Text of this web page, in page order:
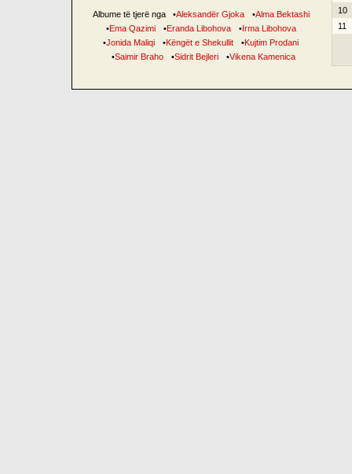
Albume të tjerë nga •Aleksandër Gjoka •Alma Bektashi
•Ema Qazimi •Eranda Libohova •Irma Libohova
•Jonida Maliqi •Këngët e Shekullit •Kujtim Prodani
•Saimir Braho •Sidrit Bejleri •Vikena Kamenica
10
11